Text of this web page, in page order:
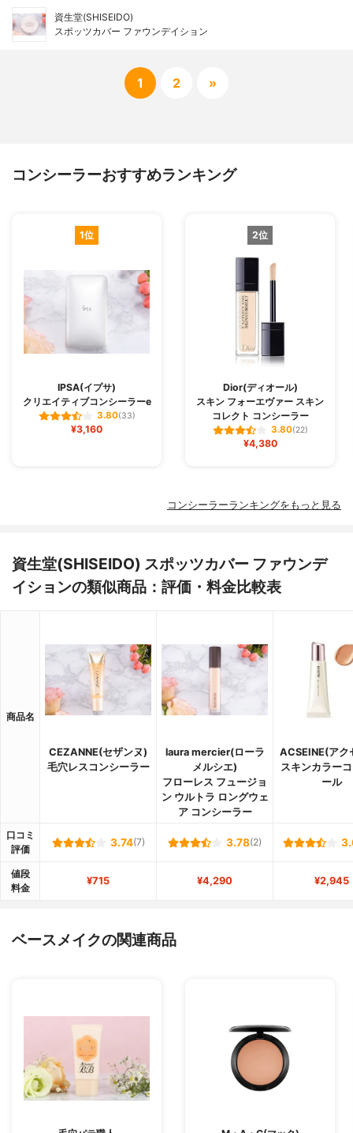
資生堂(SHISEIDO)
スポッツカバー ファウンデイション
1 2 »
コンシーラーおすすめランキング
1位
IPSA(イプサ)
クリエイティブコンシーラーe
3.80(33)
¥3,160
2位
Dior(ディオール)
スキン フォーエヴァー スキン
コレクト コンシーラー
3.80(22)
¥4,380
コンシーラーランキングをもっと見る
資生堂(SHISEIDO) スポッツカバー ファウンデ
イションの類似商品：評価・料金比較表
商品名
CEZANNE(セザンヌ)
毛穴レスコンシーラー
laura mercier(ローラ
メルシエ)
フローレス フュージョ
ン ウルトラ ロングウェ
ア コンシーラー
ACSEINE(アク
スキンカラー
ール
口コミ
評価
3.74(7) 3.78(2)
値段
料金
¥715 ¥4,290 ¥2,945
ベースメイクの関連商品